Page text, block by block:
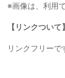
※画像は、利用
【リンクついて】
リンクフリーで